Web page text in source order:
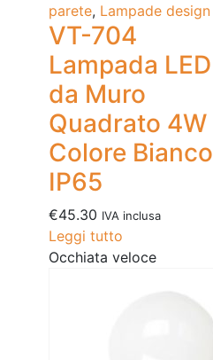
parete, Lampade design
VT-704
Lampada LED
da Muro
Quadrato 4W
Colore Bianco
IP65
€45.30 IVA inclusa
Leggi tutto
Occhiata veloce